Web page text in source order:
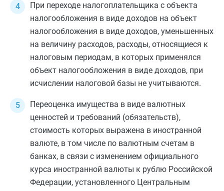
При переходе налогоплательщика с объекта
налогообложения в виде доходов на объект
налогообложения в виде доходов, уменьшенных
на величину расходов, расходы, относящиеся к
налоговым периодам, в которых применялся
объект налогообложения в виде доходов, при
исчислении налоговой базы не учитываются.
Переоценка имущества в виде валютных
ценностей и требований (обязательств),
стоимость которых выражена в иностранной
валюте, в том числе по валютным счетам в
банках, в связи с изменением официального
курса иностранной валюты к рублю Российской
Федерации, установленного Центральным